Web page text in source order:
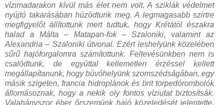
vízimadarakon kívül más élet nem volt. A sziklák védelmet
nyújtó takarásában húzódtunk meg. A legmagasabb szirtre
megfigyelőt állítottunk mert tudtuk, hogy Krétától északra
halad a Málta – Matapan-fok – Szaloniki, valamint az
Alexandria – Szaloniki útvonal. Ezért leshelyünk közelében
sűrű hajóforgalomra számítottunk. Feltevésünkben nem is
csalódtunk, de egyúttal kellemetlen érzéssel kellett
megállapítanunk, hogy búvóhelyünk szomszédságában, egy
másik szigeten, francia hidroplánok és brit torpedórombolók
állomásoznak, hogy a nekik oly fontos víziutat biztosítsák.
Valahányszor éber őrszemünk hajó közeledését jelentette,